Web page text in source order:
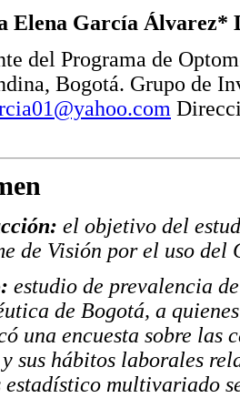
Elena García Álvarez*
del Programa de
Bogotá. Grupo de
el objetivo del
de Visión por el uso del
estudio de prevalencia
de Bogotá, a
una encuesta sobre las
sus hábitos laborales
multivariado